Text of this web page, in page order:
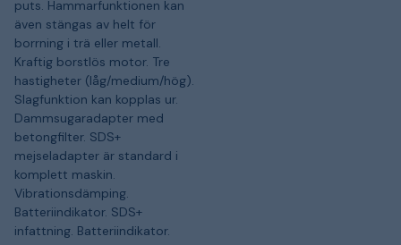
puts. Hammarfunktionen kan
även stängas av helt för
borrning i trä eller metall.
Kraftig borstlös motor. Tre
hastigheter (låg/medium/hög).
Slagfunktion kan kopplas ur.
Dammsugaradapter med
betongfilter. SDS+
mejseladapter är standard i
komplett maskin.
Vibrationsdämping.
Batteriindikator. SDS+
infattning. Batteriindikator.